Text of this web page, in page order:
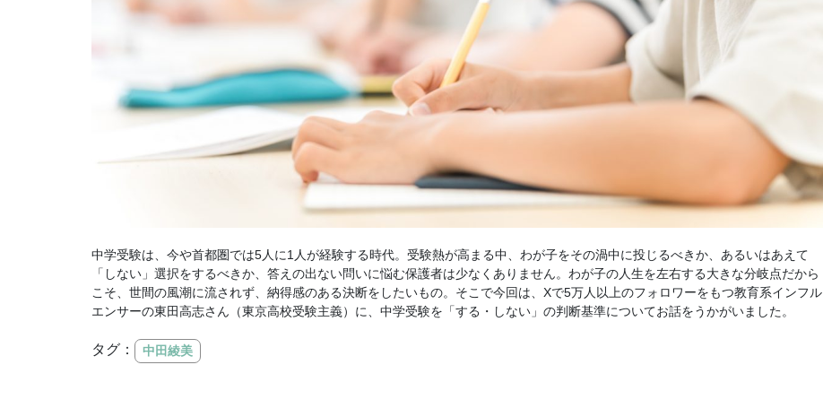
中学受験は、今や首都圏では5人に1人が経験する時代。受験熱が高まる中、わが子をその渦中に投じるべきか、あるいはあえて
「しない」選択をするべきか、答えの出ない問いに悩む保護者は少なくありません。わが子の人生を左右する大きな分岐点だから
こそ、世間の風潮に流されず、納得感のある決断をしたいもの。そこで今回は、Xで5万人以上のフォロワーをもつ教育系インフル
エンサーの東田高志さん（東京高校受験主義）に、中学受験を「する・しない」の判断基準についてお話をうかがいました。
タグ： 中田綾美